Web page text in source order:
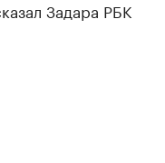
Задара РБК